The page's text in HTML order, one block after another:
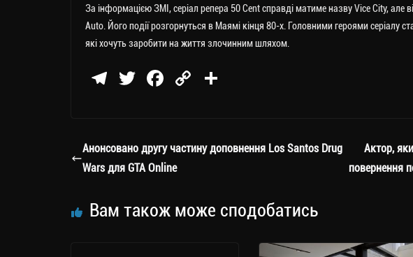
За інформацією ЗМІ, серіал репера 50 Cent справді матиме назву Vice City, але
Auto. Його події розгорнуться в Маямі кінця 80-х. Головними героями серіалу
які хочуть заробити на життя злочинним шляхом.
Te
a
m
T
er
Fa
ok
C
Li ли
Анонсовано другу частину доповнення Los Santos Drug
Wars для GTA Online
Актор,
повернення
Вам також може сподобатись